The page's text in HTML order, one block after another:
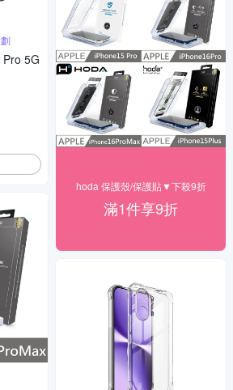
5G
hoda 保護殼/保護貼▼下殺9折
滿1件享9折